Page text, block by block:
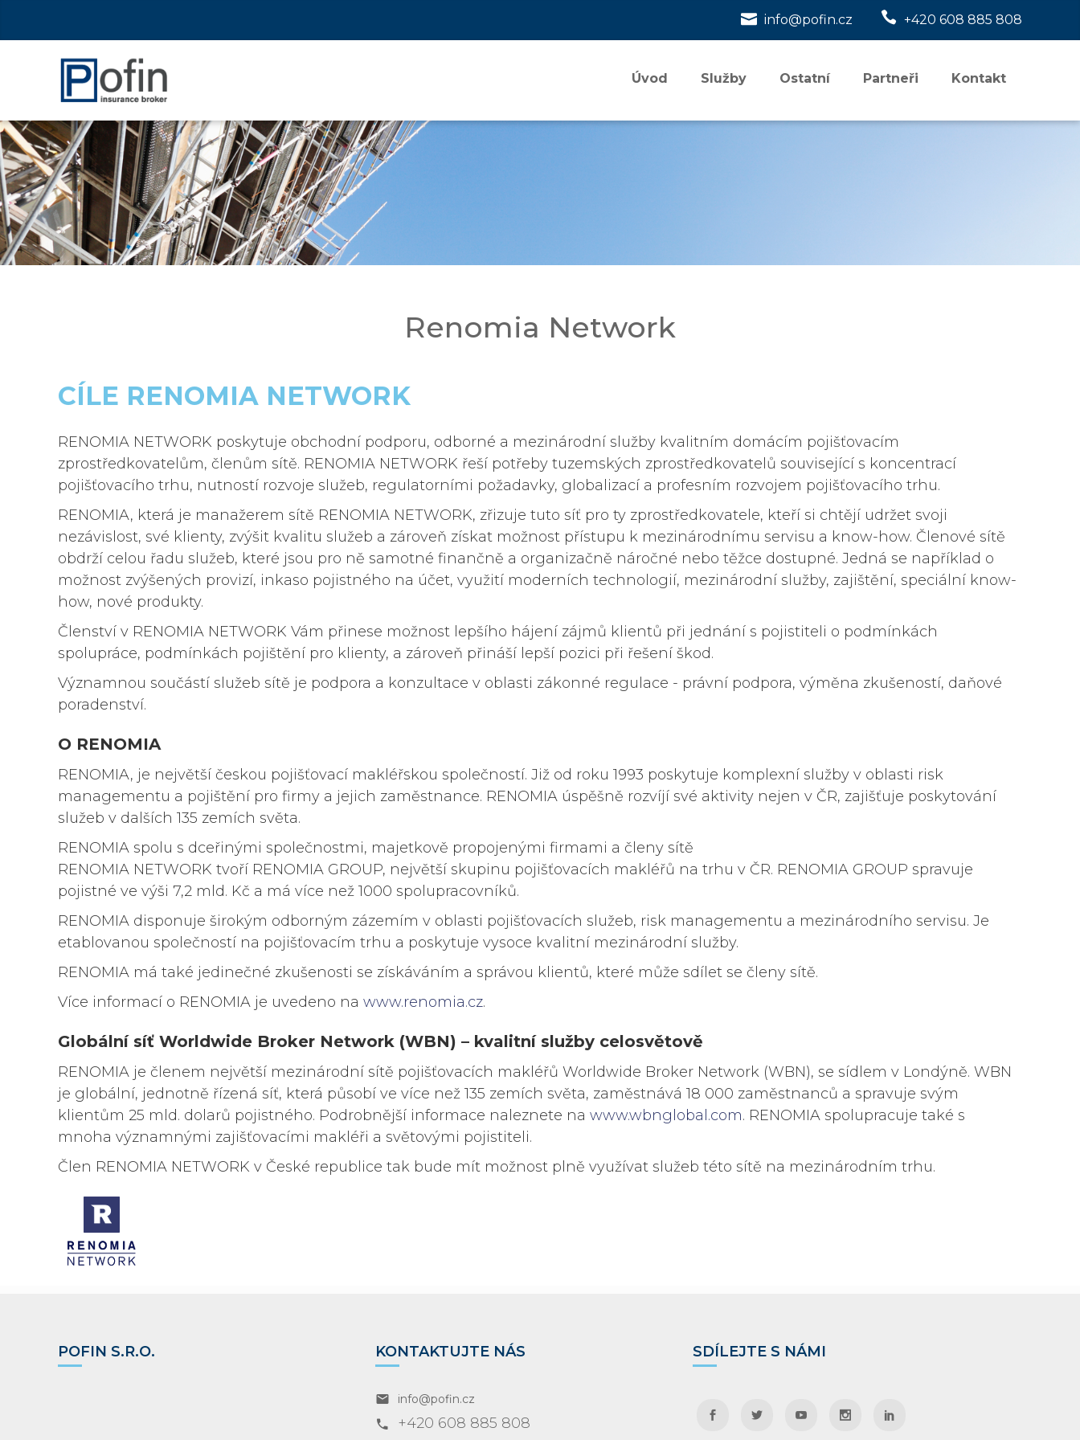
 info@pofin.cz  +420 608 885 808
Úvod Služby Ostatní Partneři Kontakt
POJIŠTĚNÍ, KTERÉ STOJÍ NA
ZKUŠENOSTECH
při jednání s pojišťovnami.
Renomia Network
CÍLE RENOMIA NETWORK
RENOMIA NETWORK poskytuje obchodní podporu, odborné a mezinárodní služby kvalitním domácím pojišťovacím
zprostředkovatelům, členům sítě. RENOMIA NETWORK řeší potřeby tuzemských zprostředkovatelů související s koncentrací
pojišťovacího trhu, nutností rozvoje služeb, regulatorními požadavky, globalizací a profesním rozvojem pojišťovacího trhu.
RENOMIA, která je manažerem sítě RENOMIA NETWORK, zřizuje tuto síť pro ty zprostředkovatele, kteří si chtějí udržet svoji
nezávislost, své klienty, zvýšit kvalitu služeb a zároveň získat možnost přístupu k mezinárodnímu servisu a know-how. Členové sítě
obdrží celou řadu služeb, které jsou pro ně samotné finančně a organizačně náročné nebo těžce dostupné. Jedná se například o
možnost zvýšených provizí, inkaso pojistného na účet, využití moderních technologií, mezinárodní služby, zajištění, speciální know-
how, nové produkty.
Členství v RENOMIA NETWORK Vám přinese možnost lepšího hájení zájmů klientů při jednání s pojistiteli o podmínkách
spolupráce, podmínkách pojištění pro klienty, a zároveň přináší lepší pozici při řešení škod.
Významnou součástí služeb sítě je podpora a konzultace v oblasti zákonné regulace - právní podpora, výměna zkušeností, daňové
poradenství.
O RENOMIA
RENOMIA, je největší českou pojišťovací makléřskou společností. Již od roku 1993 poskytuje komplexní služby v oblasti risk
managementu a pojištění pro firmy a jejich zaměstnance. RENOMIA úspěšně rozvíjí své aktivity nejen v ČR, zajišťuje poskytování
služeb v dalších 135 zemích světa.
RENOMIA spolu s dceřinými společnostmi, majetkově propojenými firmami a členy sítě
RENOMIA NETWORK tvoří RENOMIA GROUP, největší skupinu pojišťovacích makléřů na trhu v ČR. RENOMIA GROUP spravuje
pojistné ve výši 7,2 mld. Kč a má více než 1000 spolupracovníků.
RENOMIA disponuje širokým odborným zázemím v oblasti pojišťovacích služeb, risk managementu a mezinárodního servisu. Je
etablovanou společností na pojišťovacím trhu a poskytuje vysoce kvalitní mezinárodní služby.
RENOMIA má také jedinečné zkušenosti se získáváním a správou klientů, které může sdílet se členy sítě.
Více informací o RENOMIA je uvedeno na www.renomia.cz.
Globální síť Worldwide Broker Network (WBN) – kvalitní služby celosvětově
RENOMIA je členem největší mezinárodní sítě pojišťovacích makléřů Worldwide Broker Network (WBN), se sídlem v Londýně. WBN
je globální, jednotně řízená síť, která působí ve více než 135 zemích světa, zaměstnává 18 000 zaměstnanců a spravuje svým
klientům 25 mld. dolarů pojistného. Podrobnější informace naleznete na www.wbnglobal.com. RENOMIA spolupracuje také s
mnoha významnými zajišťovacími makléři a světovými pojistiteli.
Člen RENOMIA NETWORK v České republice tak bude mít možnost plně využívat služeb této sítě na mezinárodním trhu.
POFIN S.R.O. KONTAKTUJTE NÁS
info@pofin.cz
+420 608 885 808
SDÍLEJTE S NÁMI
    